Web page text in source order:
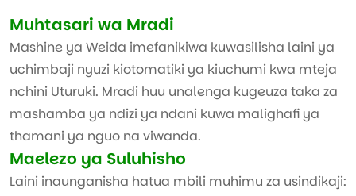
Muhtasari wa Mradi
Mashine ya Weida imefanikiwa kuwasilisha laini ya
uchimbaji nyuzi kiotomatiki ya kiuchumi kwa mteja
nchini Uturuki. Mradi huu unalenga kugeuza taka za
mashamba ya ndizi ya ndani kuwa malighafi ya
thamani ya nguo na viwanda.
Maelezo ya Suluhisho
Laini inaunganisha hatua mbili muhimu za usindikaji: